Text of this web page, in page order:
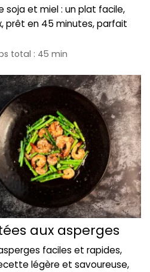
et miel : un plat facile,
prêt en 45 minutes, parfait
total : 45 min
aux asperges
faciles et rapides,
légère et savoureuse,